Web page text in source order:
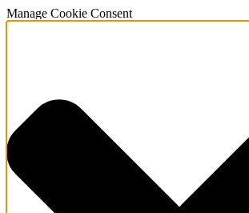
Manage Cookie Consent